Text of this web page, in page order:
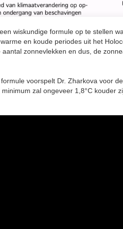
wiskundige formule op te stellen
en koude periodes uit het
zonnevlekken en dus, de
voorspelt Dr. Zharkova voor
zal ongeveer 1,8°C kouder